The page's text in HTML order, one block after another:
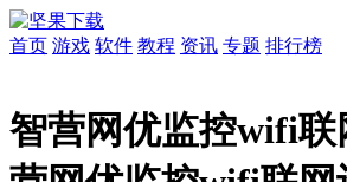
首页 游戏 软件 教程 资讯 专题 排行榜
智营网优监控wifi联